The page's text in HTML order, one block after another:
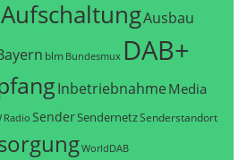
AufschaltungAusbau
blm Bundesmux DAB+
Inbetriebnahme Media
Radio SenderSendernetzSenderstandort
WorldDAB